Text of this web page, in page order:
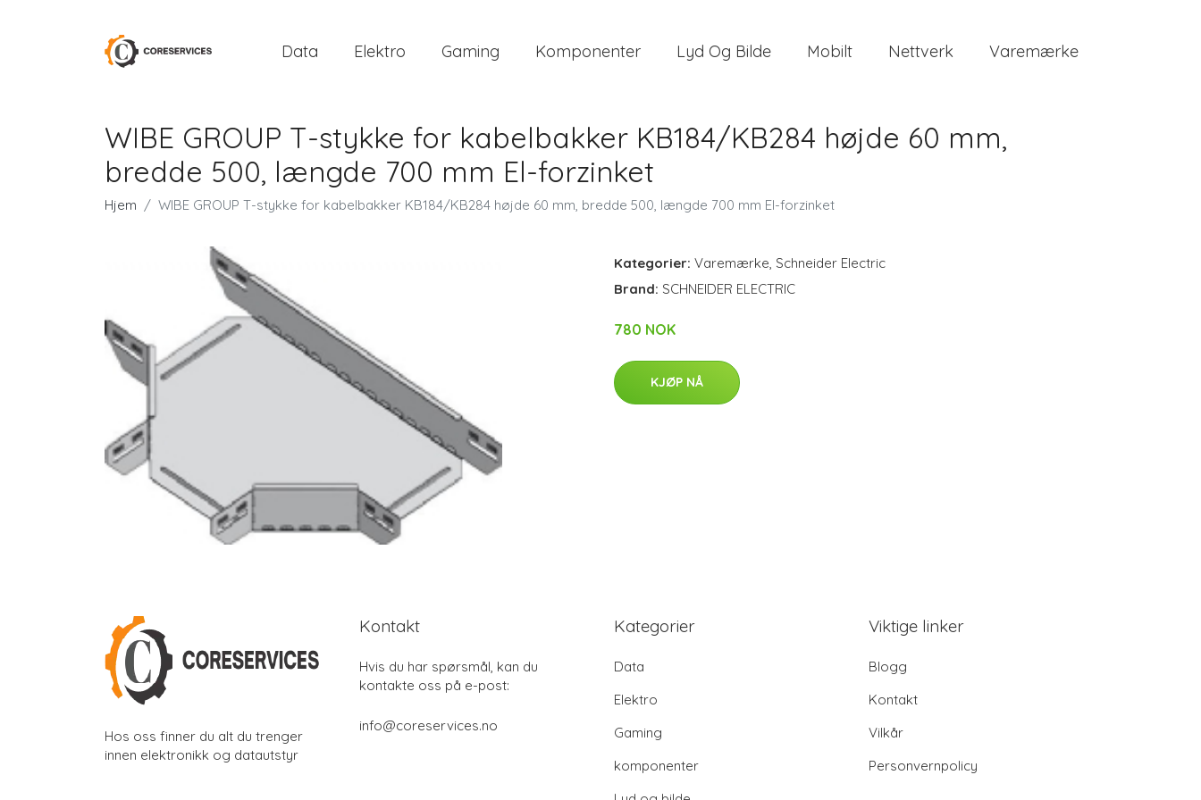
Data Elektro Gaming Komponenter Lyd Og Bilde Mobilt Nettverk Varemærke
WIBE GROUP T-stykke for kabelbakker KB184/KB284 højde 60 mm,
bredde 500, længde 700 mm El-forzinket
Hjem WIBE GROUP T-stykke for kabelbakker KB184/KB284 højde 60 mm, bredde 500, længde 700 mm El-forzinket
Kategorier: Varemærke, Schneider Electric
Brand: SCHNEIDER ELECTRIC
780 NOK
KJØP NÅ
Hos oss finner du alt du trenger
innen elektronikk og datautstyr
Kontakt
Hvis du har spørsmål, kan du
kontakte oss på e-post:
info@coreservices.no
Kategorier
Data
Elektro
Gaming
komponenter
Viktige linker
Blogg
Kontakt
Vilkår
Personvernpolicy